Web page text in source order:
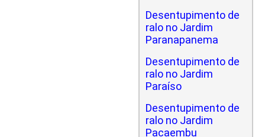
Desentupimento de
ralo no Jardim
Paranapanema
Desentupimento de
ralo no Jardim
Paraíso
Desentupimento de
ralo no Jardim
Pacaembu